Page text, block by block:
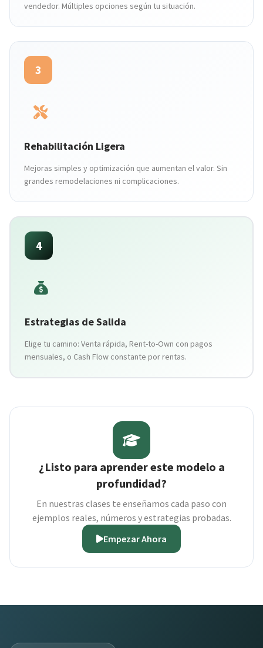
vendedor. Múltiples opciones según tu situación.
3
Rehabilitación Ligera
Mejoras simples y optimización que aumentan el valor. Sin
grandes remodelaciones ni complicaciones.
4
Estrategias de Salida
Elige tu camino: Venta rápida, Rent-to-Own con pagos
mensuales, o Cash Flow constante por rentas.
¿Listo para aprender este modelo a
profundidad?
En nuestras clases te enseñamos cada paso con
ejemplos reales, números y estrategias probadas.
Empezar Ahora